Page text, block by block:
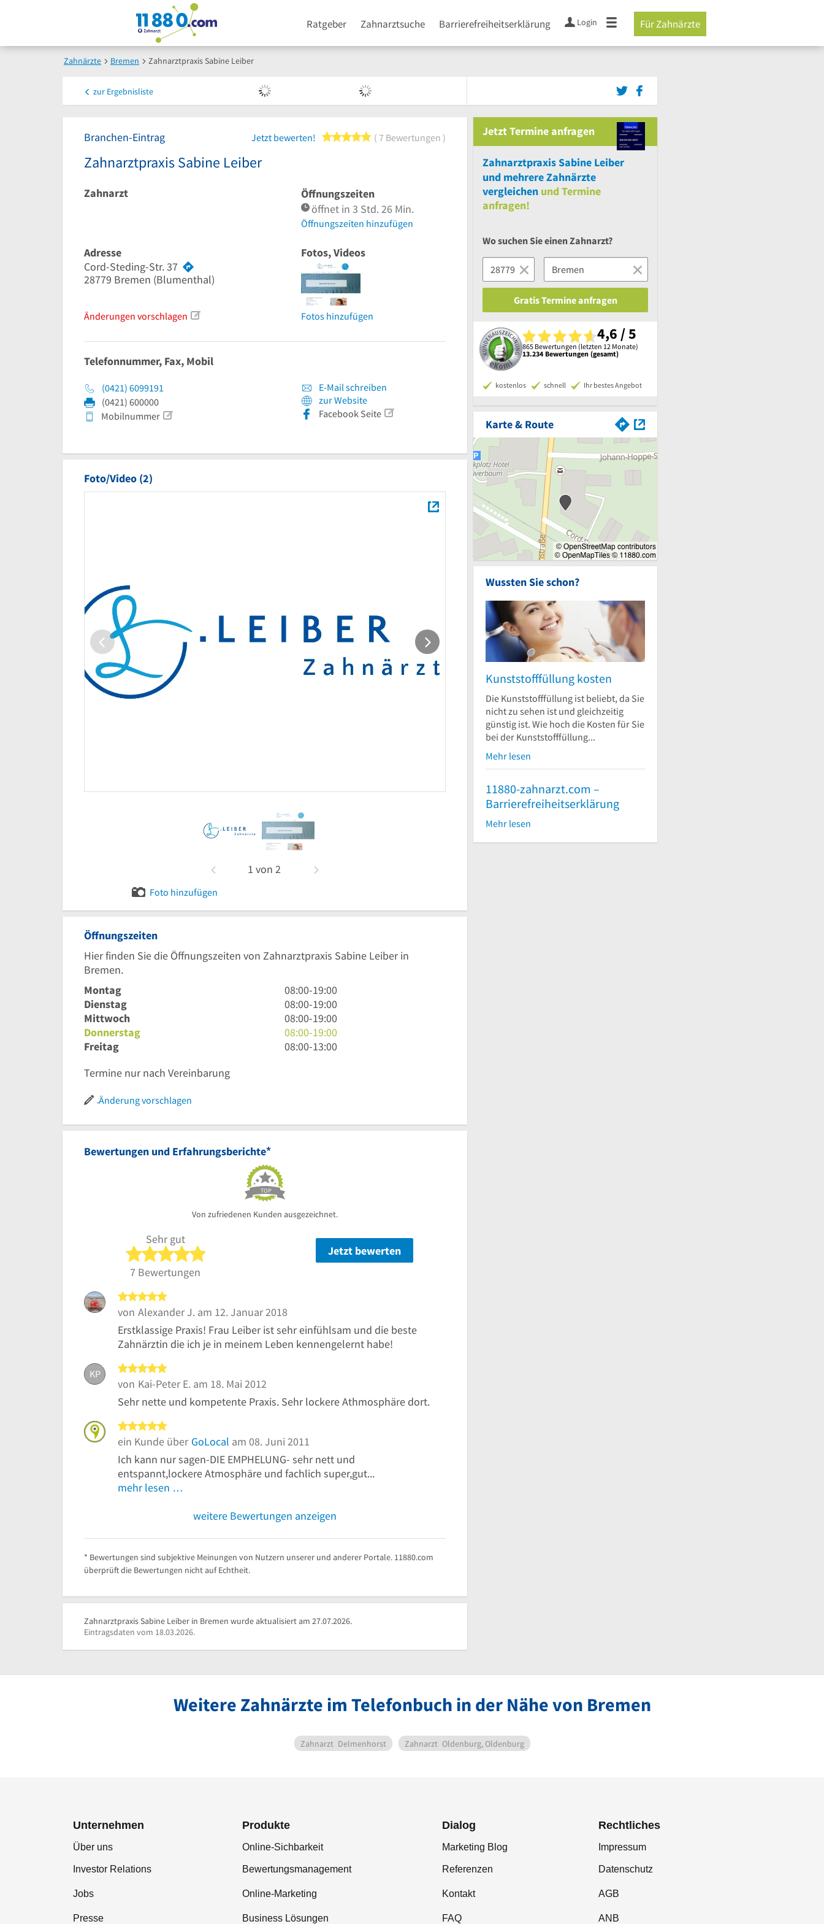
Ratgeber Zahnarztsuche Barrierefreiheitserklärung Login Für Zahnärzte
Zahnärzte Bremen Zahnarztpraxis Sabine Leiber
zur Ergebnisliste
Branchen-Eintrag Jetzt bewerten! 5 von 5 Sternen
7 Bewertungen
Zahnarztpraxis Sabine Leiber
Zahnarzt
Öffnungszeiten
öffnet in 3 Std. 26 Min.
Öffnungszeiten hinzufügen
Adresse
Cord-Steding-Str. 37
28779 Bremen (Blumenthal)
Änderungen vorschlagen
Fotos, Videos
Fotos hinzufügen
Telefonnummer, Fax, Mobil
(0421) 6099191
(0421) 600000
Mobilnummer
E-Mail schreiben
zur Website
Facebook Seite
Foto/Video (2)
1 von 2
Foto hinzufügen
Öffnungszeiten
Hier finden Sie die Öffnungszeiten von Zahnarztpraxis Sabine Leiber in
Bremen.
Montag
8
Uhr
bis
19
Uhr
08:00-19:00
Dienstag
8
Uhr
bis
19
08:00-19:00
Mittwoch
8
Uhr
bis
08:00-19:00
Donnerstag
8
Uhr
08:00-19:00
Freitag
8
08:00-13:00
Termine nur nach Vereinbarung
Änderung vorschlagen
Bewertungen und Erfahrungsberichte*
TOP
Von zufriedenen Kunden ausgezeichnet.
Sehr gut
5 von 5 Sternen
7 Bewertungen
Jetzt bewerten
von Alexander J. am 12. Januar 2018
Erstklassige Praxis! Frau Leiber ist sehr einfühlsam und die beste
Zahnärztin die ich je in meinem Leben kennengelernt habe!
KP
von Kai-Peter E. am 18. Mai 2012
Sehr nette und kompetente Praxis. Sehr lockere Athmosphäre dort.
ein Kunde über GoLocal am 08. Juni 2011
Ich kann nur sagen-DIE EMPHELUNG- sehr nett und
entspannt,lockere Atmosphäre und fachlich super,gut...
mehr lesen …
weitere Bewertungen anzeigen
* Bewertungen sind subjektive Meinungen von Nutzern unserer und anderer Portale. 11880.com
überprüft die Bewertungen nicht auf Echtheit.
Zahnarztpraxis Sabine Leiber in Bremen wurde aktualisiert am 27.07.2026.
Eintragsdaten vom 18.03.2026.
JetztTermine anfragen
Zahnarztpraxis Sabine Leiber
und mehrereZahnärzte
vergleichen undTermine
anfragen!
Wo suchen Sie einen Zahnarzt?
Gratis Termine anfragen
4,6 / 5
865 Bewertungen (letzten 12 Monate)
13.234 Bewertungen (gesamt)
kostenlos schnell Ihr bestes Angebot
Karte & Route
Wussten Sie schon?
Kunststofffüllung kosten
Die Kunststofffüllung ist beliebt, da Sie
nicht zu sehen ist und gleichzeitig
günstig ist. Wie hoch die Kosten für Sie
bei der Kunststofffüllung...
Mehr lesen
11880-zahnarzt.com –
Barrierefreiheitserklärung
Mehr lesen
Weitere Zahnärzte im Telefonbuch in der Nähe von Bremen
Zahnarzt Delmenhorst Zahnarzt Oldenburg, Oldenburg
Unternehmen
Über uns
Investor Relations
Jobs
Presse
Produkte
Online-Sichbarkeit
Bewertungsmanagement
Online-Marketing
Business Lösungen
Dialog
Marketing Blog
Referenzen
Kontakt
FAQ
Rechtliches
Impressum
Datenschutz
AGB
ANB